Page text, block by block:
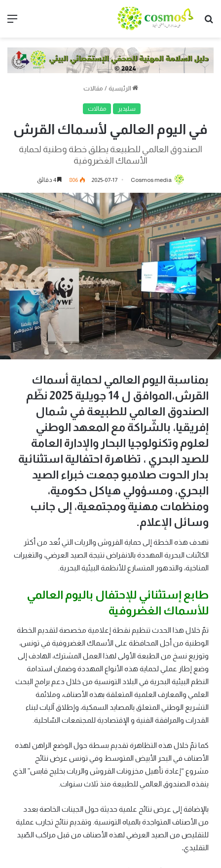
الرئيسية / مقالات
سليدير مقالات
في اليوم العالمي لأسماك القرش
الصندوق العالمي للطبيعة يطلق خطة وطنية لحماية
الأسماك الغضروفية
Cosmos media
2025-07-17
806 4 دقائق
بمناسبة اليوم العالمي لحماية أسماك
القرش،الموافق ل 14 جويلية 2025 نظّم
الصندوق العالمي للطبيعة في شمال
إفريقيا، بالشّراكة مع المعهد الوطني
لعلوم وتكنولوجيا البحار والإدارة العامة
للصيد البحري ، تظاهرة احتفالية استثنائية
بدار الحوت صلامبو جمعت خبراء الصيد
البحري، ومسؤولي هياكل حكومية،
ومنظمات مهنية ومجتمعية، إلى جانب
وسائل الإعلام.
تهدف هذه الخطة إلى حماية القروش والريات التي تُعد من أكثر
الكائنات البحرية المهددة بالانقراض نتيجة الصيد العرضي، والتغيرات
المناخية، والتدهور المتسارع للأنظمة البيئية البحرية.
طابع إستثنائي للإحتفال باليوم العالمي
للأسماك الغضروفية
تمّ خلال هذا الحدث تنظيم نقطة إعلامية مخصصة لتقديم الخطة
الوطنية من أجل المحافظة على الأسماك الغضروفية في تونس،
وتوزيع نسخ من الطبعة الأولى لهذا العمل المشترك، الهادف إلى
وضع إطار عملي لحماية هذه الأنواع المهددة وضمان استدامة
النظم البيئية البحرية في البلاد التونسية من خلال دعم برامج البحث
العلمي والمعارف العلمية المتعلقة بهذه الأصناف، وملائمة
التشريع الوطني المتعلق بالمصايد السمكية، وإطلاق آليات لبناء
القدرات والمرافقة الفنية و الإقتصادية للمجتمعات السّاحلية.
كما تمّ خلال هذه التظاهرة تقديم بسطة حول الوضع الراهن لهذه
الأصناف في البحر الأبيض المتوسط وفي تونس عرض نتائج
مشروع “إعادة تأهيل مخزونات القروش والريات بخليج قابس” الذي
ينفذه الصندوق العالمي للطبيعة منذ ثلاث سنوات.
بالإضافة إلى عرض نتائج علمية حديثة حول الجينات الخاصة بعدد
من الأصناف المتواجدة بالمياه التونسية. وتقديم نتائج تجارب عملية
للتقليص من الصيد العرضي لهذه الأصناف من قبل مراكب الصّيد
التقليدي.